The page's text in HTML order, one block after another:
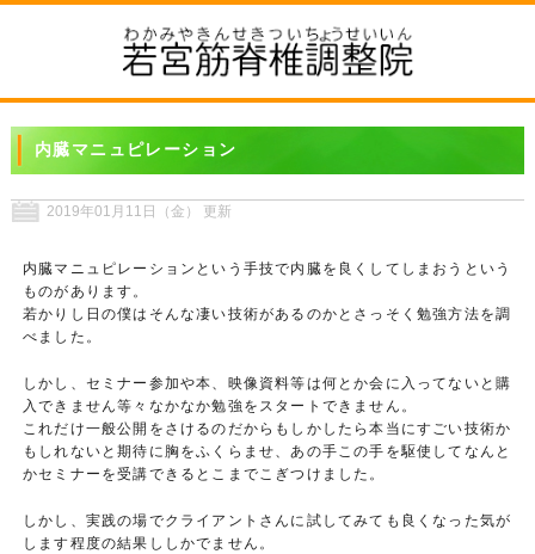
内臓マニュピレーション
2019年01月11日（金） 更新
内臓マニュピレーションという手技で内臓を良くしてしまおうという
ものがあります。
若かりし日の僕はそんな凄い技術があるのかとさっそく勉強方法を調
べました。
しかし、セミナー参加や本、映像資料等は何とか会に入ってないと購
入できません等々なかなか勉強をスタートできません。
これだけ一般公開をさけるのだからもしかしたら本当にすごい技術か
もしれないと期待に胸をふくらませ、あの手この手を駆使してなんと
かセミナーを受講できるとこまでこぎつけました。
しかし、実践の場でクライアントさんに試してみても良くなった気が
します程度の結果ししかでません。